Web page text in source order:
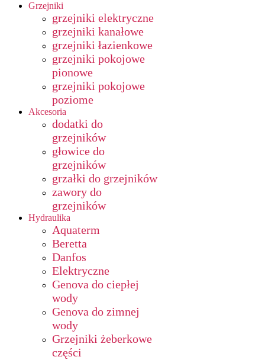
Grzejniki
grzejniki elektryczne
grzejniki kanałowe
grzejniki łazienkowe
grzejniki pokojowe
pionowe
grzejniki pokojowe
poziome
Akcesoria
dodatki do
grzejników
głowice do
grzejników
grzałki do grzejników
zawory do
grzejników
Hydraulika
Aquaterm
Beretta
Danfos
Elektryczne
Genova do ciepłej
wody
Genova do zimnej
wody
Grzejniki żeberkowe
części